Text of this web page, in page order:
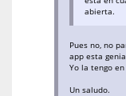
abierta.
Pues no, no
app esta
Yo la tengo
Un saludo.